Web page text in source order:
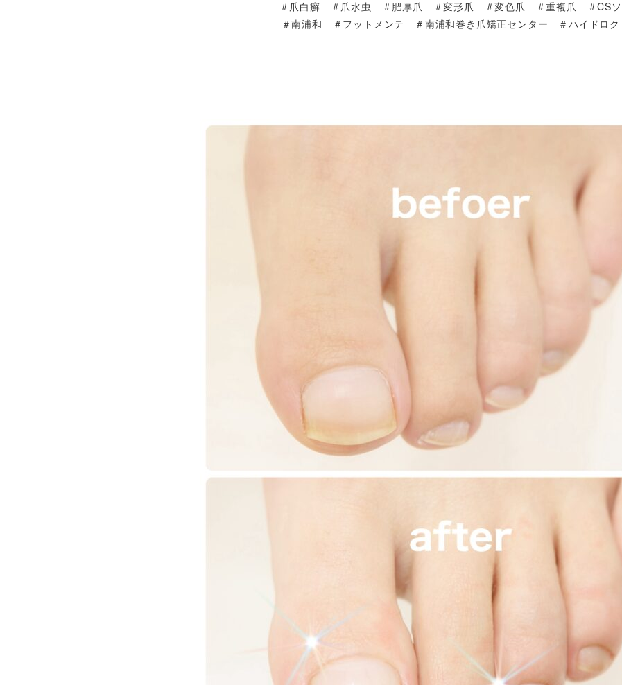
＃爪白癬 ＃爪水虫 ＃肥厚爪 ＃変形爪 ＃変色爪 ＃重複爪 ＃CSソ
＃南浦和 ＃フットメンテ ＃南浦和巻き爪矯正センター ＃ハイドロク